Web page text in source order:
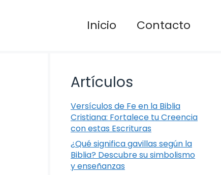
Inicio Contacto
Artículos
Versículos de Fe en la Biblia
Cristiana: Fortalece tu Creencia
con estas Escrituras
¿Qué significa gavillas según la
Biblia? Descubre su simbolismo
y enseñanzas